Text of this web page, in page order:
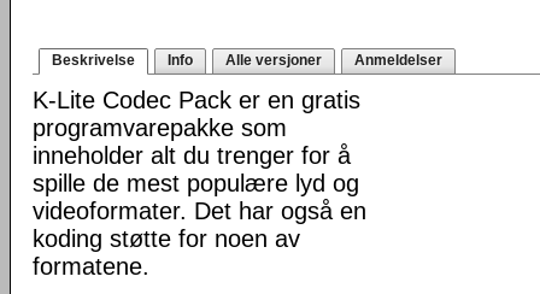
Beskrivelse Info Alle versjoner Anmeldelser
K-Lite Codec Pack er en gratis
programvarepakke som
inneholder alt du trenger for å
spille de mest populære lyd og
videoformater. Det har også en
koding støtte for noen av
formatene.